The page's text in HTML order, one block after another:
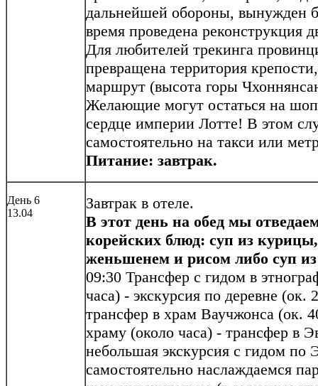
дальнейшей обороны, вынужден
время проведена реконструкция
Для любителей трекинга
превращена территория
маршрут (высота горы
Желающие могут остаться на
сердце империи Лотте! В этом
самостоятельно на такси или
Питание: завтрак.
День 6
13.04
Завтрак в отеле.
В этот день на обед мы
корейских блюд: суп из
женьшенем и рисом либо суп
09:30 Трансфер с гидом в
часа) - экскурсия по деревне (ок.
трансфер в храм Ваучжонса (ок.
храму (около часа) - трансфер в
небольшая экскурсия с гидом по
самостоятельно наслаждаемся